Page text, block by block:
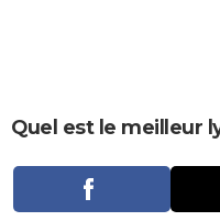
CARTE DE VOEUX
Carte de Noël
Carte Bonne année
Carte Saint-Valentin
Carte Pâques
Carte d'anniversaire
DICTIONNAIRE
Quel est le meilleur